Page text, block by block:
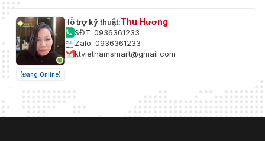
(Đang Online)
Hỗ trợ kỹ thuật:Thu Hương
SĐT: 0936361233
Zalo: 0936361233
ktvietnamsmart@gmail.com